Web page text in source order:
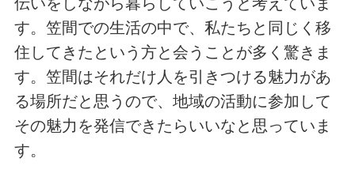
す。笠間での生活の中で、私たちと同じく移
住してきたという方と会うことが多く驚きま
す。笠間はそれだけ人を引きつける魅力があ
る場所だと思うので、地域の活動に参加して
その魅力を発信できたらいいなと思っていま
す。